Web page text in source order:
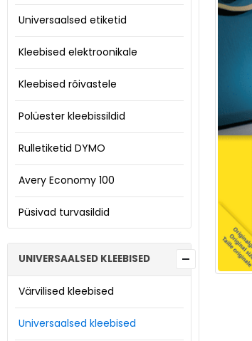
Universaalsed etiketid
Kleebised elektroonikale
Kleebised rõivastele
Polüester kleebissildid
Rulletiketid DYMO
Avery Economy 100
Püsivad turvasildid
UNIVERSAALSED KLEEBISED
Värvilised kleebised
Universaalsed kleebised